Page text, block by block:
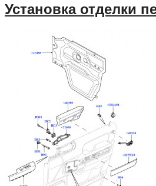
Установка отделки